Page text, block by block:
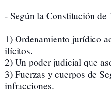
- Según la Constitución de
1) Ordenamiento jurídico
ilícitos.
2) Un poder judicial que
3) Fuerzas y cuerpos de
infracciones.